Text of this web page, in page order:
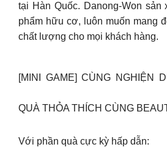
tại Hàn Quốc. Danong-Won sản
phẩm hữu cơ, luôn muốn mang
chất lượng cho mọi khách hàng.
[MINI GAME] CÙNG NGHIỆN
QUÀ THỎA THÍCH CÙNG
Với phần quà cực kỳ hấp dẫn: